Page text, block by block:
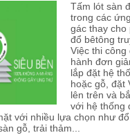
Tấm lót sàn
trong các
gác thay
đổ bêtông
Việc thi công
hành đơn
lắp đặt hệ
hoặc gỗ, đặt
lên trên và
với hệ thống
với nhiều lựa chọn như
gỗ, trải thảm...